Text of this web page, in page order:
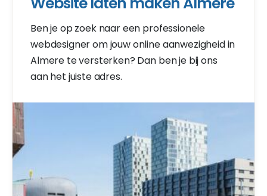
Ben je op zoek naar een professionele
webdesigner om jouw online aanwezigheid in
Almere te versterken? Dan ben je bij ons
aan het juiste adres.